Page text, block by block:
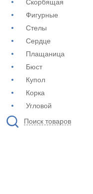
Скорбящая
Фигурные
Стелы
Сердце
Плащаница
Бюст
Купол
Корка
Угловой
Поиск товаров